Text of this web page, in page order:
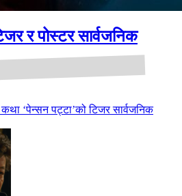
र पोस्टर सार्वजनिक
‘पेन्सन पट्टा’को टिजर सार्वजनिक